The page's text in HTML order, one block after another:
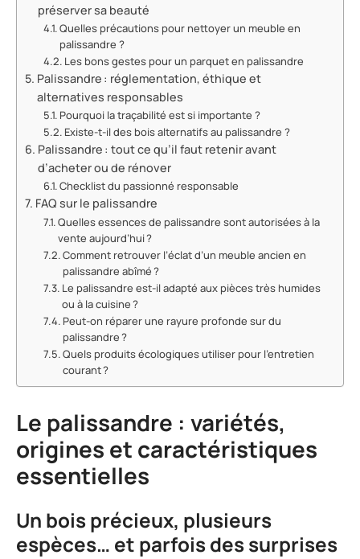
préserver sa beauté
Quelles précautions pour nettoyer un meuble en
palissandre ?
Les bons gestes pour un parquet en palissandre
Palissandre : réglementation, éthique et
alternatives responsables
Pourquoi la traçabilité est si importante ?
Existe-t-il des bois alternatifs au palissandre ?
Palissandre : tout ce qu’il faut retenir avant
d’acheter ou de rénover
Checklist du passionné responsable
FAQ sur le palissandre
Quelles essences de palissandre sont autorisées à la
vente aujourd’hui ?
Comment retrouver l’éclat d’un meuble ancien en
palissandre abîmé ?
Le palissandre est-il adapté aux pièces très humides
ou à la cuisine ?
Peut-on réparer une rayure profonde sur du
palissandre ?
Quels produits écologiques utiliser pour l’entretien
courant ?
Le palissandre : variétés,
origines et caractéristiques
essentielles
Un bois précieux, plusieurs
espèces… et parfois des surprises